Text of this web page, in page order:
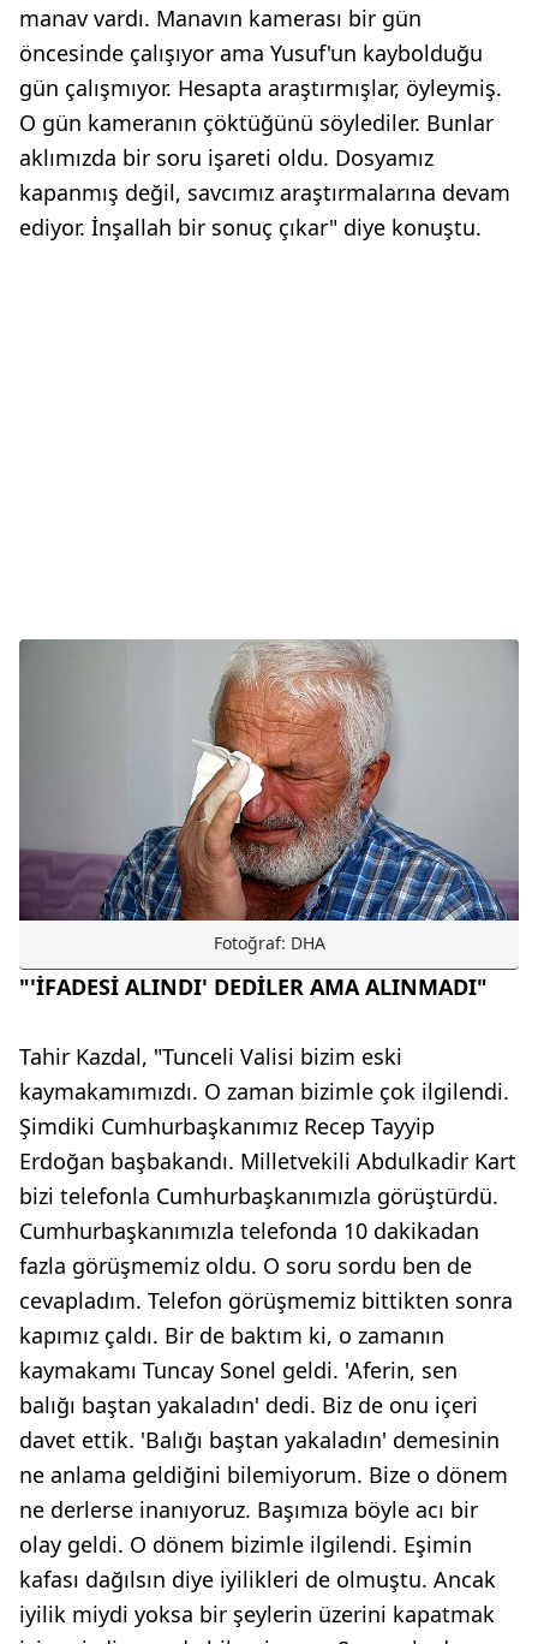
manav vardı. Manavın kamerası bir gün
öncesinde çalışıyor ama Yusuf'un kaybolduğu
gün çalışmıyor. Hesapta araştırmışlar, öyleymiş.
O gün kameranın çöktüğünü söylediler. Bunlar
aklımızda bir soru işareti oldu. Dosyamız
kapanmış değil, savcımız araştırmalarına devam
ediyor. İnşallah bir sonuç çıkar" diye konuştu.
Fotoğraf: DHA
"'İFADESİ ALINDI' DEDİLER AMA ALINMADI"
Tahir Kazdal, "Tunceli Valisi bizim eski
kaymakamımızdı. O zaman bizimle çok ilgilendi.
Şimdiki Cumhurbaşkanımız Recep Tayyip
Erdoğan başbakandı. Milletvekili Abdulkadir Kart
bizi telefonla Cumhurbaşkanımızla görüştürdü.
Cumhurbaşkanımızla telefonda 10 dakikadan
fazla görüşmemiz oldu. O soru sordu ben de
cevapladım. Telefon görüşmemiz bittikten sonra
kapımız çaldı. Bir de baktım ki, o zamanın
kaymakamı Tuncay Sonel geldi. 'Aferin, sen
balığı baştan yakaladın' dedi. Biz de onu içeri
davet ettik. 'Balığı baştan yakaladın' demesinin
ne anlama geldiğini bilemiyorum. Bize o dönem
ne derlerse inanıyoruz. Başımıza böyle acı bir
olay geldi. O dönem bizimle ilgilendi. Eşimin
kafası dağılsın diye iyilikleri de olmuştu. Ancak
iyilik miydi yoksa bir şeylerin üzerini kapatmak